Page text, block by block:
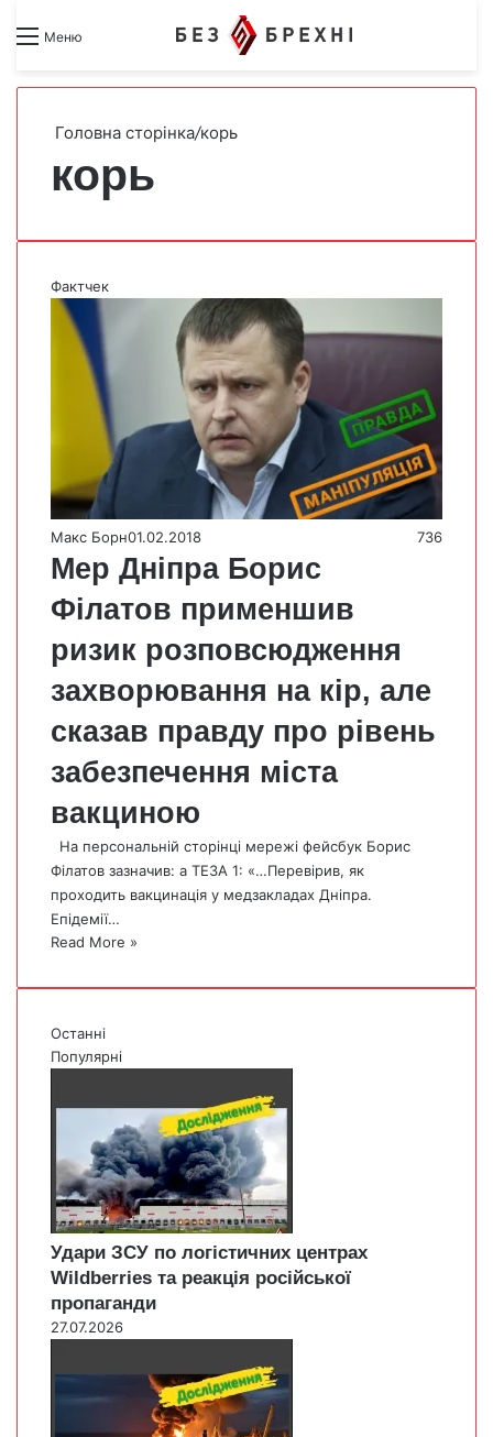
Меню Search forSwitch skin
Головна сторінка/корь
корь
Фактчек
Макс Борн01.02.2018 736
Мер Дніпра Борис
Філатов применшив
ризик розповсюдження
захворювання на кір, але
сказав правду про рівень
забезпечення міста
вакциною
На персональній сторінці мережі фейсбук Борис
Філатов зазначив: а ТЕЗА 1: «…Перевірив, як
проходить вакцинація у медзакладах Дніпра.
Епідемії…
Read More »
Останні
Популярні
Удари ЗСУ по логістичних центрах
Wildberries та реакція російської
пропаганди
27.07.2026